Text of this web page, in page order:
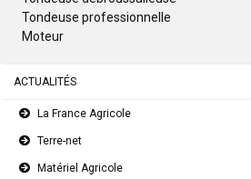
Tondeuse professionnelle
Moteur
ACTUALITÉS
La France Agricole
Terre-net
Matériel Agricole